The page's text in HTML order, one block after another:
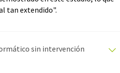
tan extendido".
sin intervención